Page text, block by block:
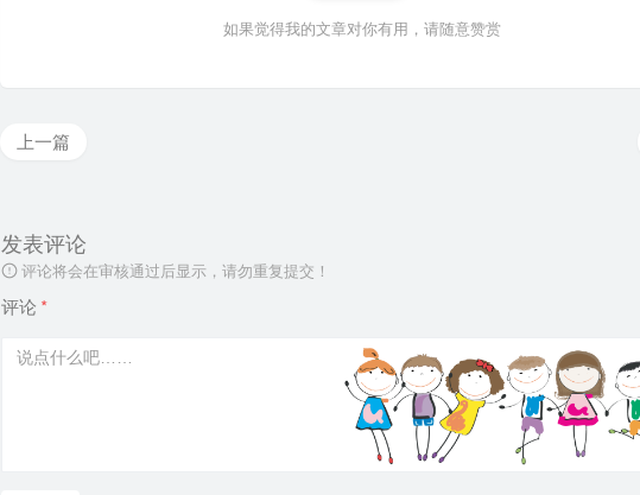
如果觉得我的文章对你有用，请随意赞赏
上一篇
发表评论
评论将会在审核通过后显示，请勿重复提交！
评论 *